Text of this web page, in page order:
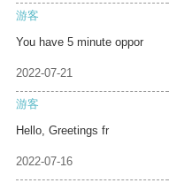
游客
You have 5 minute oppor
2022-07-21
游客
Hello, Greetings fr
2022-07-16